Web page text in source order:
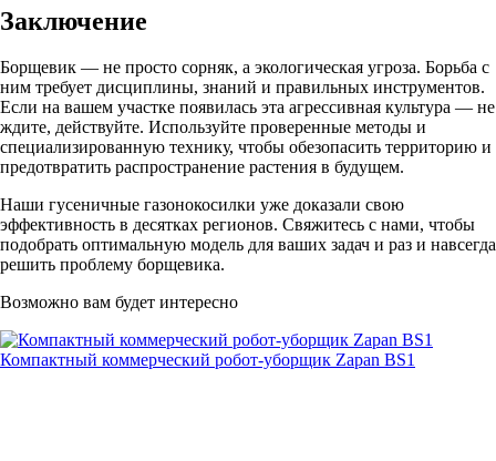
Заключение
Борщевик — не просто сорняк, а экологическая угроза. Борьба с
ним требует дисциплины, знаний и правильных инструментов.
Если на вашем участке появилась эта агрессивная культура — не
ждите, действуйте. Используйте проверенные методы и
специализированную технику, чтобы обезопасить территорию и
предотвратить распространение растения в будущем.
Наши гусеничные газонокосилки уже доказали свою
эффективность в десятках регионов. Свяжитесь с нами, чтобы
подобрать оптимальную модель для ваших задач и раз и навсегда
решить проблему борщевика.
Возможно вам будет интересно
Компактный коммерческий робот-уборщик Zapan BS1